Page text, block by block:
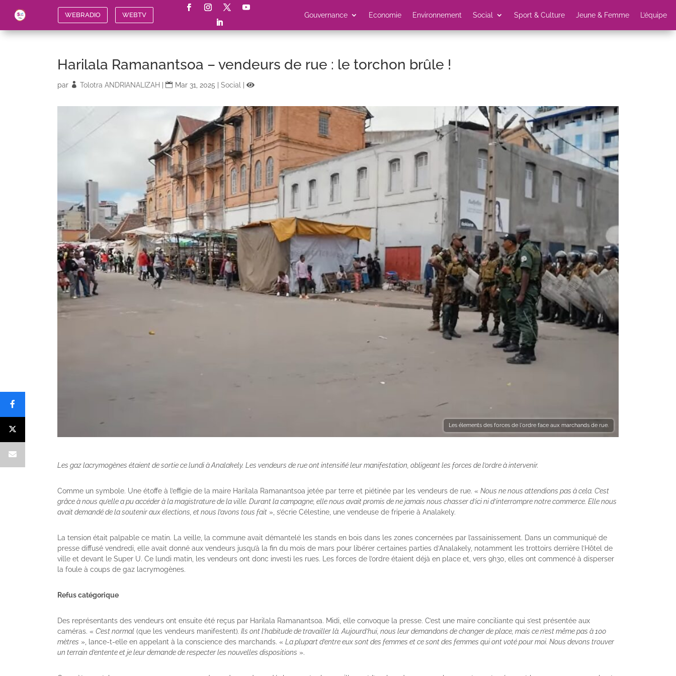
WEBRADIO WEBTV Gouvernance Economie Environnement Social Sport & Culture Jeune & Femme L’équipe
Harilala Ramanantsoa – vendeurs de rue : le torchon brûle !
par Tolotra ANDRIANALIZAH Mar 31, 2025 Social
Les élements des forces de l'ordre face aux marchands de rue.
Les gaz lacrymogènes étaient de sortie ce lundi à Analakely. Les vendeurs de rue ont intensifié leur manifestation, obligeant les forces de l’ordre à intervenir.
Comme un symbole. Une étoffe à l’effigie de la maire Harilala Ramanantsoa jetée par terre et piétinée par les vendeurs de rue. « Nous ne nous attendions pas à cela. C’est
grâce à nous qu’elle a pu accéder à la magistrature de la ville. Durant la campagne, elle nous avait promis de ne jamais nous chasser d’ici ni d’interrompre notre commerce. Elle nous
avait demandé de la soutenir aux élections, et nous l’avons tous fait », s’écrie Célestine, une vendeuse de friperie à Analakely.
La tension était palpable ce matin. La veille, la commune avait démantelé les stands en bois dans les zones concernées par l’assainissement. Dans un communiqué de
presse diffusé vendredi, elle avait donné aux vendeurs jusqu’à la fin du mois de mars pour libérer certaines parties d’Analakely, notamment les trottoirs derrière l’Hôtel de
ville et devant le Super U. Ce lundi matin, les vendeurs ont donc investi les rues. Les forces de l’ordre étaient déjà en place et, vers 9h30, elles ont commencé à disperser
la foule à coups de gaz lacrymogènes.
Refus catégorique
Des représentants des vendeurs ont ensuite été reçus par Harilala Ramanantsoa. Midi, elle convoque la presse. C’est une maire conciliante qui s’est présentée aux
caméras. « C’est normal (que les vendeurs manifestent). Ils ont l’habitude de travailler là. Aujourd’hui, nous leur demandons de changer de place, mais ce n’est même pas à 100
mètres », lance-t-elle en appelant à la conscience des marchands. « La plupart d’entre eux sont des femmes et ce sont des femmes qui ont voté pour moi. Nous devons trouver
un terrain d’entente et je leur demande de respecter les nouvelles dispositions ».